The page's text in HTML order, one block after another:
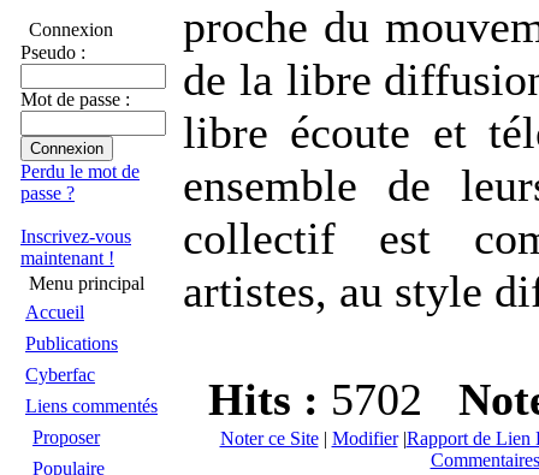
Connexion
Pseudo :
Mot de passe :
Perdu le mot de
passe ?
Inscrivez-vous
maintenant !
Menu principal
Accueil
Publications
Cyberfac
Liens commentés
Proposer
Populaire
proche du
de la libre
libre écoute et
ensemble de
collectif est
artistes, au style
Hits : 5702
Noter ce Site| Modifier|Rapport de Lien